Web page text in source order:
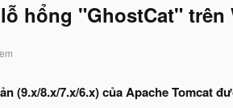
hổng "GhostCat" trên
(9.x/8.x/7.x/6.x) của Apache